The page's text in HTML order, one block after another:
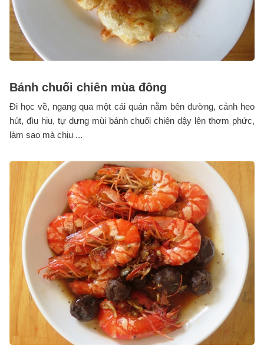
Bánh chuối chiên mùa đông
Đi học về, ngang qua một cái quán nằm bên đường, cảnh heo
hút, đìu hiu, tự dưng mùi bánh chuối chiên dậy lên thơm phức,
làm sao mà chịu ...